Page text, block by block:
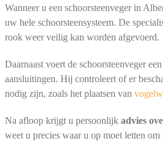
Wanneer u een schoorsteenveger in
uw hele schoorsteensysteem. De
rook weer veilig kan worden afgevoerd.
Daarnaast voert de schoorsteenveger
aansluitingen. Hij controleert of er
nodig zijn, zoals het plaatsen van
Na afloop krijgt u persoonlijk advies
weet u precies waar u op moet letten